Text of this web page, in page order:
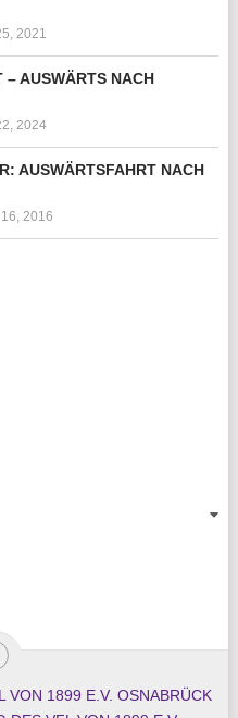
2021
– AUSWÄRTS NACH
2024
AUSWÄRTSFAHRT NACH C
2016